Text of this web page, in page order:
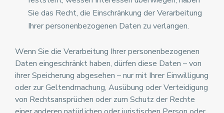
Sie das Recht, die Einschränkung der Verarbeitung
Ihrer personenbezogenen Daten zu verlangen.
Wenn Sie die Verarbeitung Ihrer personenbezogenen
Daten eingeschränkt haben, dürfen diese Daten – von
ihrer Speicherung abgesehen – nur mit Ihrer Einwilligung
oder zur Geltendmachung, Ausübung oder Verteidigung
von Rechtsansprüchen oder zum Schutz der Rechte